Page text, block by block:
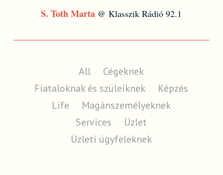
S. Toth Marta @ Klasszik Rádió 92.1
All
Cégeknek
Fiataloknak és szüleiknek
Képzés
Life
Magánszemélyeknek
Services
Üzlet
Üzleti ügyfeleknek